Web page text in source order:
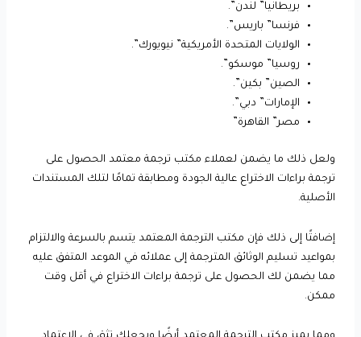
بريطانيا” لندن”.
فرنسا” باريس”.
الولايات المتحدة الأمريكية” نيويورك”.
روسيا” موسكو”.
الصين” بكين”.
الإمارات” دبي”.
مصر” القاهرة”
ولعل ذلك ما يضمن لعملاء مكتب ترجمة معتمد الحصول على
ترجمة براءات الاختراع عالية الجودة ومطابقة تمامًا لتلك المستندات
الأصلية.
إضافتًا إلى ذلك فإن مكتب الترجمة المعتمد يتسم بالسرعة والالتزام
بمواعيد تسليم الوثائق المترجمة إلى عملائه في الموعد المتفق عليه
مما يضمن لك الحصول على ترجمة براءات الاختراع في أقل وقت
ممكن.